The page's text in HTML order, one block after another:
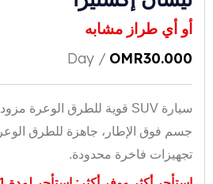
أو أي طراز مشابه
OMR30.000
/ Day
جسم فوق الإطار، جاهزة للطرق
تجهيزات فاخرة محدودة.